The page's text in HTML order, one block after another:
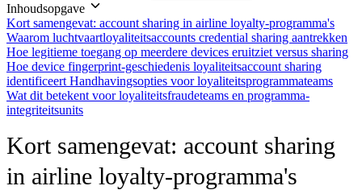
Inhoudsopgave
Kort samengevat: account sharing in airline loyalty-programma's
Waarom luchtvaartloyaliteitsaccounts credential sharing aantrekken
Hoe legitieme toegang op meerdere devices eruitziet versus sharing
Hoe device fingerprint-geschiedenis loyaliteitsaccount sharing
identificeert Handhavingsopties voor loyaliteitsprogrammateams
Wat dit betekent voor loyaliteitsfraudeteams en programma-
integriteitsunits
Kort samengevat: account sharing
in airline loyalty-programma's